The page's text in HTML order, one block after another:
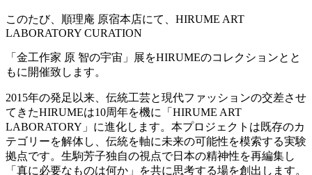
このたび、順理庵 原宿本店にて、HIRUME ART
LABORATORY CURATION
「金工作家 原 智の宇宙」展をHIRUMEのコレクションとと
もに開催致します。
2015年の発足以来、伝統工芸と現代ファッションの交差させ
てきたHIRUMEは10周年を機に「HIRUME ART
LABORATORY」に進化します。本プロジェクトは既存のカ
テゴリーを解体し、伝統を軸に未来の可能性を模索する実験
拠点です。生駒芳子独自の視点で日本の精神性を再編集し
「真に必要なものは何か」を共に思考する場を創出します。